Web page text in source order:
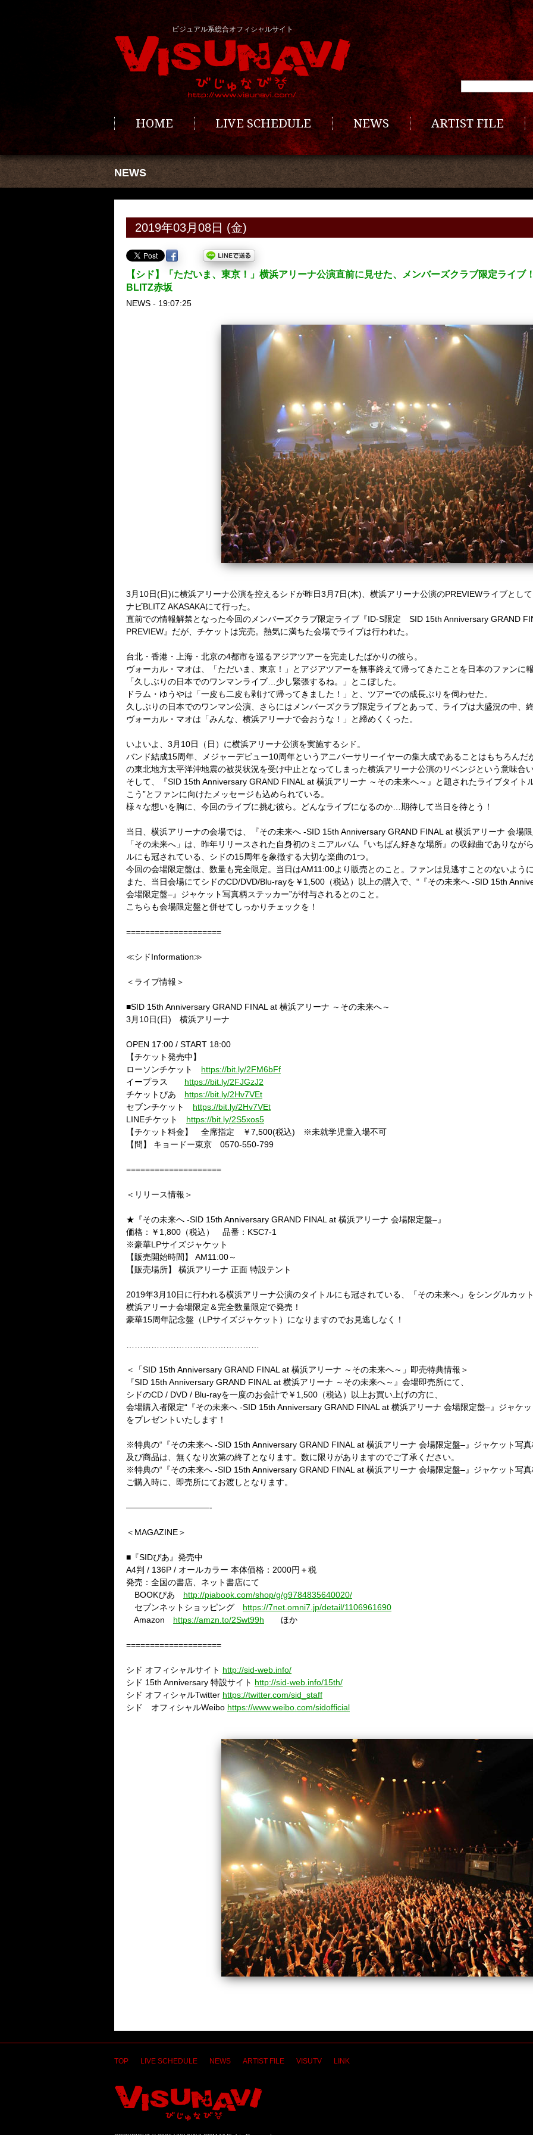
ビジュアル系総合オフィシャルサイト
HOME LIVE SCHEDULE NEWS ARTIST FILE
NEWS
2019年03月08日 (金)
【シド】「ただいま、東京！」横浜アリーナ公演直前に見せた、メンバーズクラブ限定ライ
BLITZ赤坂
NEWS - 19:07:25
3 月 10日(日)に横浜アリーナ公演を控えるシドが昨日3 月7日(木) 、横浜アリーナ公演のPREVIEWライブとし
ナビBLITZ AKASAKAにて行った。
直前での情報解禁となった今回のメンバーズクラブ限定ライブ 『ID-S限定 SID 15th Anniversary GRAND
PREVIEW』だが、 チケットは完売。熱気に満ちた会場でライブは行われた。
台北・香港・上海・北京の4都市を巡るアジアツアーを完走したばかりの彼ら。
ヴォーカル・マオは、「ただいま、東京！」とアジアツアーを無事終えて帰ってきたことを日本のファンに
「久しぶりの日本でのワンマンライブ…少し緊張するね。」とこぼした。
ドラム・ゆうやは「一皮も二皮も剥けて帰ってきました！」と、ツアーでの成長ぶりを伺わせた。
久しぶりの日本でのワンマン公演、さらにはメンバーズクラブ限定ライブとあって、ライブは大盛況の中、
ヴォーカル・マオは「みんな、横浜アリーナで会おうな！」と締めくくった。
いよいよ、 3 月 10日（日）に横浜アリーナ公演を実施するシド。
バンド結成15周年、メジャーデビュー10周年というアニバーサリーイヤーの集大成であることはもちろんだ
の東北地方太平洋沖地震の被災状況を受け中止となってしまった横浜アリーナ公演のリベンジという意味合
そして、『SID 15th Anniversary GRAND FINAL at 横浜アリーナ ～その未来へ～』と題されたライブタイト
こう”とファンに向けたメッセージも込められている。
様々な想いを胸に、今回のライブに挑む彼ら。どんなライブになるのか…期待して当日を待とう！
当日、横浜アリーナの会場では、『その未来へ -SID 15th Anniversary GRAND FINAL at 横浜アリーナ 会場
「その未来へ」は、昨年リリースされた自身初のミニアルバム『いちばん好きな場所』の収録曲でありなが
ルにも冠されている、シドの15周年を象徴する大切な楽曲の1つ。
今回の会場限定盤は、数量も完全限定。当日はAM11:00より販売とのこと。ファンは見逃すことのないよう
また、当日会場にてシドのCD/DVD/Blu-rayを￥ 1,500 （税込）以上の購入で、 “『その未来へ -SID 15th
会場限定盤–』ジャケット写真柄ステッカー”が付与されるとのこと。
こちらも会場限定盤と併せてしっかりチェックを！
====================
≪シドInformation≫
＜ライブ情報＞
■SID 15th Anniversary GRAND FINAL at 横浜アリーナ ～その未来へ～
3 月 10日(日) 横浜アリーナ
OPEN 17:00 / START 18:00
【チケット発売中】
ローソンチケット https://bit.ly/2FM6bFf
イープラス https://bit.ly/2FJGzJ2
チケットぴあ https://bit.ly/2Hv7VEt
セブンチケット https://bit.ly/2Hv7VEt
LINEチケット https://bit.ly/2S5xos5
【チケット料金】 全席指定 ￥7,500(税込) ※未就学児童入場不可
【問】
キョードー東京 0570-550-799
====================
＜リリース情報＞
★『その未来へ -SID 15th Anniversary GRAND FINAL at 横浜アリーナ 会場限定盤–』
価格：￥ 1,800 （税込） 品番： KSC7-1
※豪華LPサイズジャケット
【販売開始時間】
AM11:00～
【販売場所】 横浜アリーナ 正面 特設テント
2019年3 月 10日に行われる横浜アリーナ公演のタイトルにも冠されている、「その未来へ」をシングルカッ
横浜アリーナ会場限定＆完全数量限定で発売！
豪華15周年記念盤（LPサイズジャケット）になりますのでお見逃しなく！
＜「SID 15th Anniversary GRAND FINAL at 横浜アリーナ ～その未来へ～」即売特典情報＞
『SID 15th Anniversary GRAND FINAL at 横浜アリーナ ～その未来へ～』会場即売所にて、
シドのCD / DVD / Blu-rayを一度のお会計で￥ 1,500 （税込）以上お買い上げの方に、
会場購入者限定“『その未来へ -SID 15th Anniversary GRAND FINAL at 横浜アリーナ 会場限定盤–』ジャケ
をプレゼントいたします！
※特典の“『その未来へ -SID 15th Anniversary GRAND FINAL at 横浜アリーナ 会場限定盤–』ジャケット写
及び商品は、無くなり次第の終了となります。数に限りがありますのでご了承ください。
※特典の“『その未来へ -SID 15th Anniversary GRAND FINAL at 横浜アリーナ 会場限定盤–』ジャケット写
ご購入時に、即売所にてお渡しとなります。
——————————-
＜ MAGAZINE＞
■『SIDぴあ』発売中
A4判 / 136P / オールカラー 本体価格： 2000円＋税
発売：全国の書店、ネット書店にて
BOOKぴあ http://piabook.com/shop/g/g9784835640020/
セブンネットショッピング https://7net.omni7.jp/detail/1106961690
Amazon
https://amzn.to/2Swt99h ほか
====================
シド オフィシャルサイト http://sid-web.info/
シド 15th Anniversary 特設サイト http://sid-web.info/15th/
シド オフィシャルTwitter https://twitter.com/sid_staff
シド オフィシャルWeibo https://www.weibo.com/sidofficial
TOP LIVE SCHEDULE NEWS ARTIST FILE VISUTV LINK